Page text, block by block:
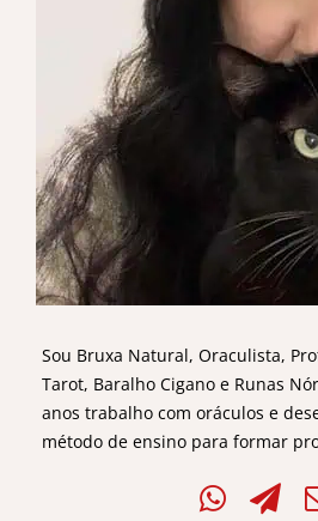
Sou Bruxa Natural, Oraculista,
Tarot, Baralho Cigano e Runas
anos trabalho com oráculos e
método de ensino para formar